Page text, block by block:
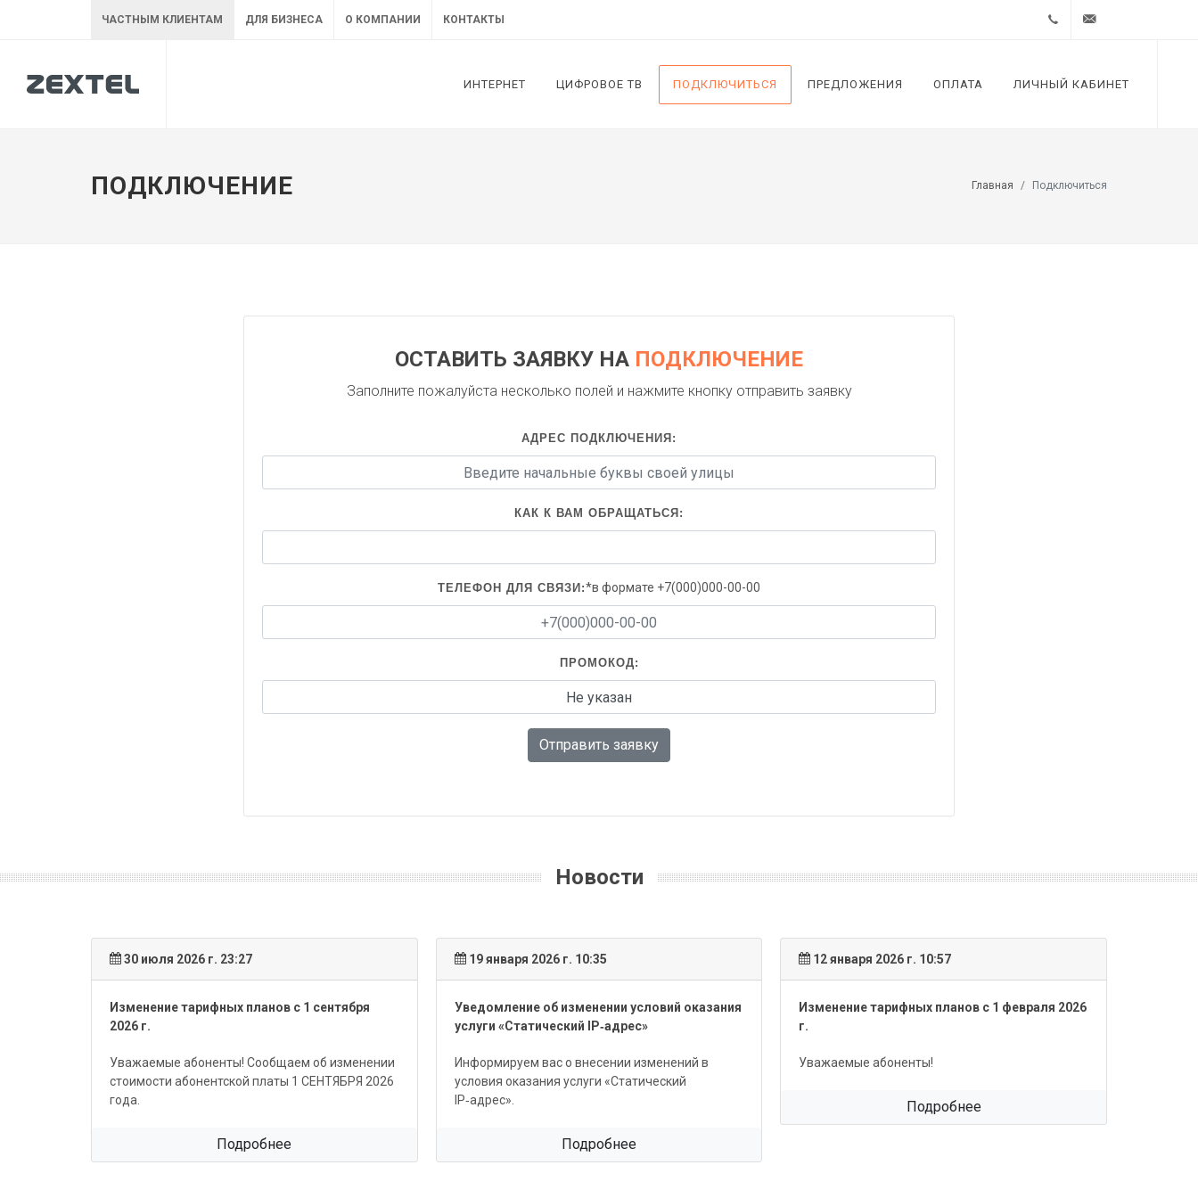
ЧАСТНЫМ КЛИЕНТАМ ДЛЯ БИЗНЕСА О КОМПАНИИ КОНТАКТЫ
ИНТЕРНЕТ
ЦИФРОВОЕ ТВ ПОДКЛЮЧИТЬСЯ ПРЕДЛОЖЕНИЯ ОПЛАТА ЛИЧНЫЙ КАБИНЕТ
ПОДКЛЮЧЕНИЕ Главная Подключиться
ОСТАВИТЬ ЗАЯВКУ НА ПОДКЛЮЧЕНИЕ
Заполните пожалуйста несколько полей и нажмите кнопку отправить заявку
АДРЕС ПОДКЛЮЧЕНИЯ:
КАК К ВАМ ОБРАЩАТЬСЯ:
ТЕЛЕФОН ДЛЯ СВЯЗИ:*в формате +7(000)000-00-00
ПРОМОКОД:
Отправить заявку
Новости
30 июля 2026 г. 23:27
Изменение тарифных планов с 1 сентября
2026 г.
Уважаемые абоненты! Сообщаем об изменении
стоимости абонентской платы 1 СЕНТЯБРЯ 2026
года.
Подробнее
19 января 2026 г. 10:35
Уведомление об изменении условий оказания
услуги «Статический IP‑адрес»
Информируем вас о внесении изменений в
условия оказания услуги «Статический
IP‑адрес».
Подробнее
12 января 2026 г. 10:57
Изменение тарифных планов с 1 февраля 2026
г.
Уважаемые абоненты!
Подробнее